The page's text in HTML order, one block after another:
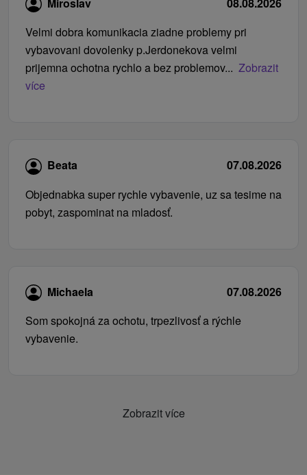
Velmi dobra komunikacia ziadne problemy pri
vybavovani dovolenky p.Jerdonekova velmi
prijemna ochotna rychlo a bez problemov... Zobrazit
více
Beata
07.08.2026
Objednabka super rychle vybavenie, uz sa tesime na
pobyt, zaspominat na mladosť.
Michaela
07.08.2026
Som spokojná za ochotu, trpezlivosť a rýchle
vybavenie.
Zobrazit více